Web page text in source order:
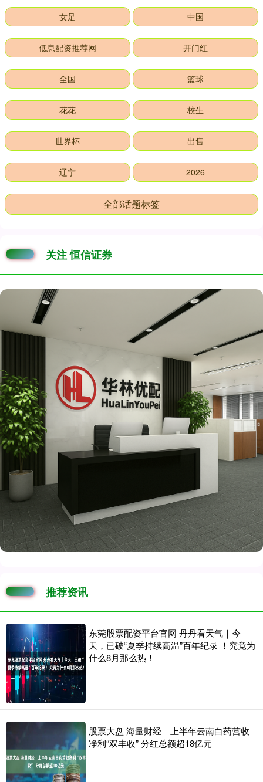
女足 中国
低息配资推荐网 开门红
全国 篮球
花花 校生
世界杯 出售
辽宁 2026
全部话题标签
关注 恒信证券
推荐资讯
东莞股票配资平台官网 丹丹看天气｜今
天，已破“夏季持续高温”百年纪录 ！究竟为
什么8月那么热！
股票大盘 海量财经｜上半年云南白药营收
净利“双丰收” 分红总额超18亿元